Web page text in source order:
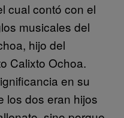
cual contó con el
musicales del
hijo del
Calixto Ochoa.
en su
los dos eran hijos